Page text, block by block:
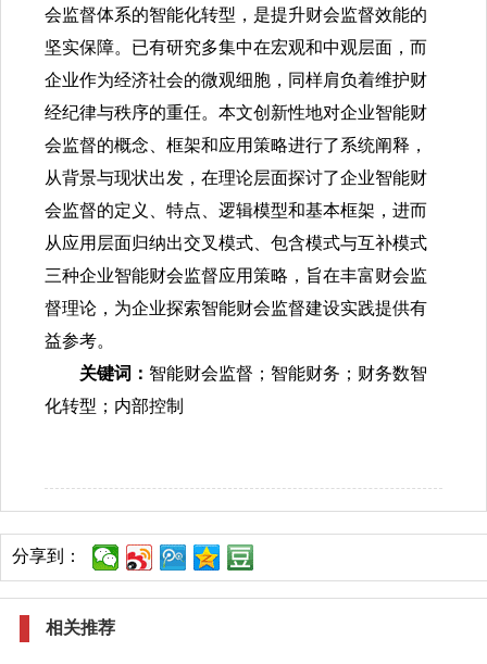
会监督体系的智能化转型，是提升财会监督效能的
坚实保障。已有研究多集中在宏观和中观层面，而
企业作为经济社会的微观细胞，同样肩负着维护财
经纪律与秩序的重任。本文创新性地对企业智能财
会监督的概念、框架和应用策略进行了系统阐释，
从背景与现状出发，在理论层面探讨了企业智能财
会监督的定义、特点、逻辑模型和基本框架，进而
从应用层面归纳出交叉模式、包含模式与互补模式
三种企业智能财会监督应用策略，旨在丰富财会监
督理论，为企业探索智能财会监督建设实践提供有
益参考。
关键词： 智能财会监督；智能财务；财务数智
化转型；内部控制
分享到：
相关推荐